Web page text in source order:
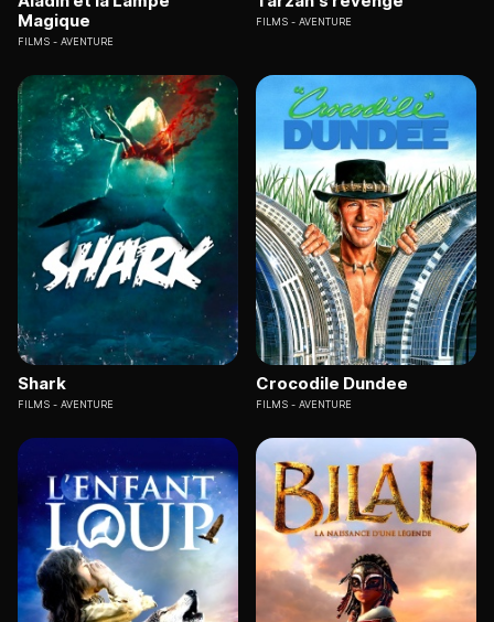
Magique
FILMS AVENTURE
FILMS AVENTURE
Shark
FILMS AVENTURE
Crocodile Dundee
FILMS AVENTURE